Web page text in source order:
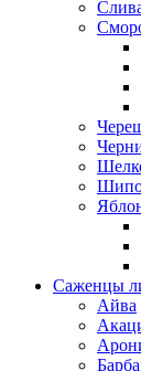
Саженцы
Айва